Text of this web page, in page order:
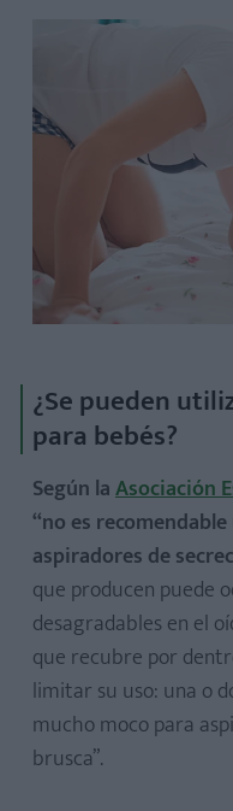
¿Se pueden
para bebés?
Según laAsociación
“no es
aspiradores de
que producen puede
desagradables en el
que recubre por
limitar su uso: una o
mucho moco para
brusca”.